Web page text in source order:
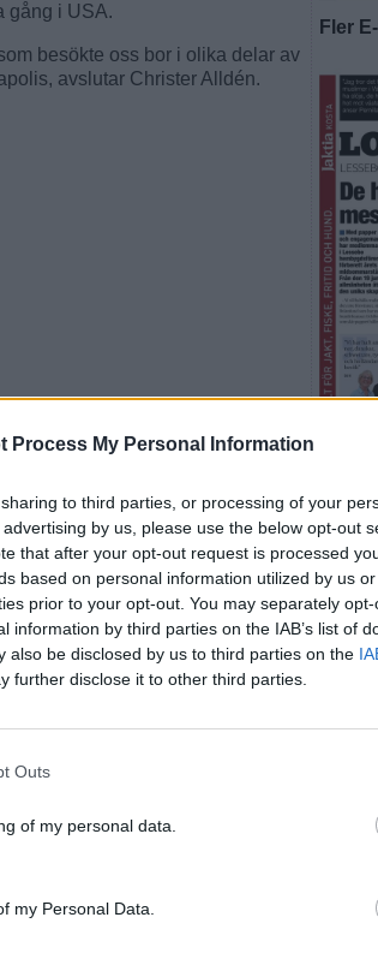
Process My Personal Information
to third parties, or processing of your
by us, please use the below opt-out
that after your opt-out request is processed
based on personal information utilized by us
prior to your opt-out. You may separately
information by third parties on the IAB’s list of
also be disclosed by us to third parties on the
further disclose it to other third parties.
Outs
of my personal data.
my Personal Data.
gång i USA.
besökte oss bor i olika delar av
avslutar Christer Alldén.
Fler
Fler
De
ALVESTA
Från